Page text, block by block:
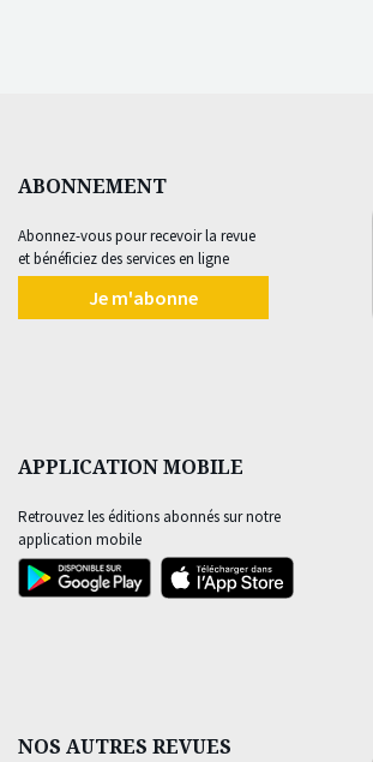
ABONNEMENT
Abonnez-vous pour recevoir la revue
et bénéficiez des services en ligne
Je m'abonne
APPLICATION MOBILE
Retrouvez les éditions abonnés sur notre
application mobile
NOS AUTRES REVUES